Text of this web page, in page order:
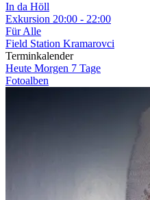
In da Höll
Exkursion 20:00 - 22:00
Für Alle
Field Station Kramarovci
Terminkalender
Heute Morgen 7 Tage
Fotoalben